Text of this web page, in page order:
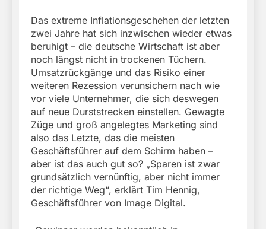
Das extreme Inflationsgeschehen der letzten
zwei Jahre hat sich inzwischen wieder etwas
beruhigt – die deutsche Wirtschaft ist aber
noch längst nicht in trockenen Tüchern.
Umsatzrückgänge und das Risiko einer
weiteren Rezession verunsichern nach wie
vor viele Unternehmer, die sich deswegen
auf neue Durststrecken einstellen. Gewagte
Züge und groß angelegtes Marketing sind
also das Letzte, das die meisten
Geschäftsführer auf dem Schirm haben –
aber ist das auch gut so? „Sparen ist zwar
grundsätzlich vernünftig, aber nicht immer
der richtige Weg“, erklärt Tim Hennig,
Geschäftsführer von Image Digital.